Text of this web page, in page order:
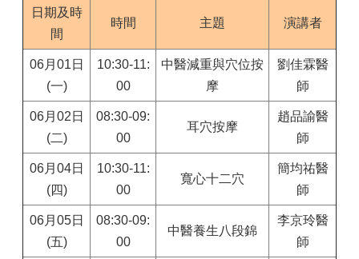
日期及時
間
時間 主題 演講者
06月01日
(一)
10:30-11:
00
中醫減重與穴位按
摩
劉佳霖醫
師
06月02日
(二)
08:30-09:
00
耳穴按摩
趙品諭醫
師
06月04日
(四)
10:30-11:
00
寬心十二穴
簡均祐醫
師
06月05日
(五)
08:30-09:
00
中醫養生八段錦
李京玲醫
師